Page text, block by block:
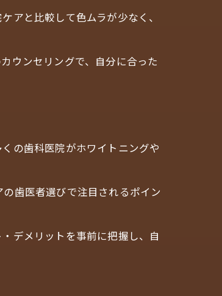
アと比較して色ムラが少なく、
ウンセリングで、自分に合った
の歯科医院がホワイトニングや
歯医者選びで注目されるポイン
デメリットを事前に把握し、自